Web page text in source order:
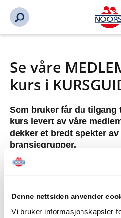
Denne nettsiden anvender
Vi bruker informasjonskapsler
Se våre
kurs i
Som bruker får du tilgang
kurs levert av våre
dekker et bredt spekter av
bransjegrupper.
Dette er din direkte
kurs etter sted, innhold